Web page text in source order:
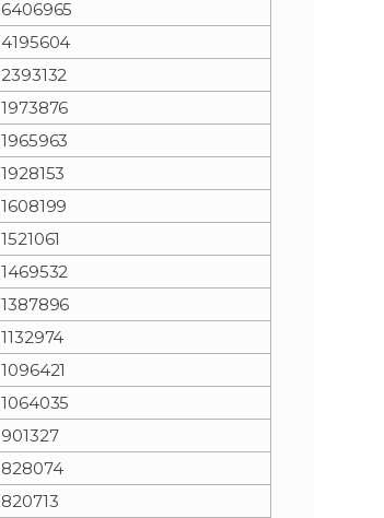
6406965
4195604
2393132
1973876
1965963
1928153
1608199
1521061
1469532
1387896
1132974
1096421
1064035
901327
828074
820713